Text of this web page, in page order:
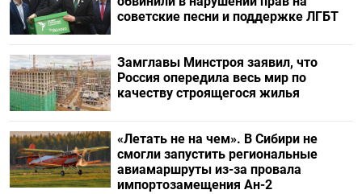
советские песни и поддержке ЛГБТ
Замглавы Минстроя заявил, что
Россия опередила весь мир по
качеству строящегося жилья
«Летать не на чем». В Сибири не
смогли запустить региональные
авиамаршруты из-за провала
импортозамещения Ан-2